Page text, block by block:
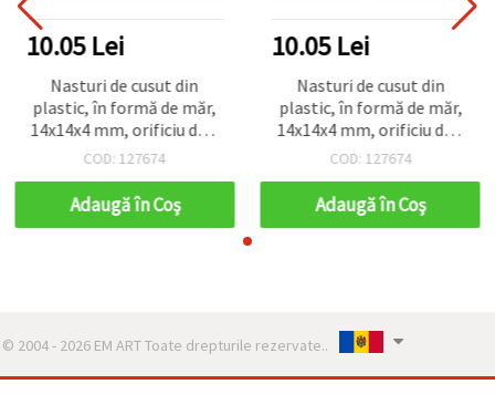
10.05 Lei
Nasturi de cusut din
plastic, în formă de măr,
14x14x4 mm, orificiu de 4
mm, culori mixte - 20 buc.
COD: 127674
Adaugă în Coş
10.05 Lei
Nasturi de cusut din
plastic, în formă de măr,
14x14x4 mm, orificiu de 4
mm, culori mixte - 20 buc.
COD: 127674
Adaugă în Coş
© 2004 - 2026 EM ART Toate drepturile rezervate..